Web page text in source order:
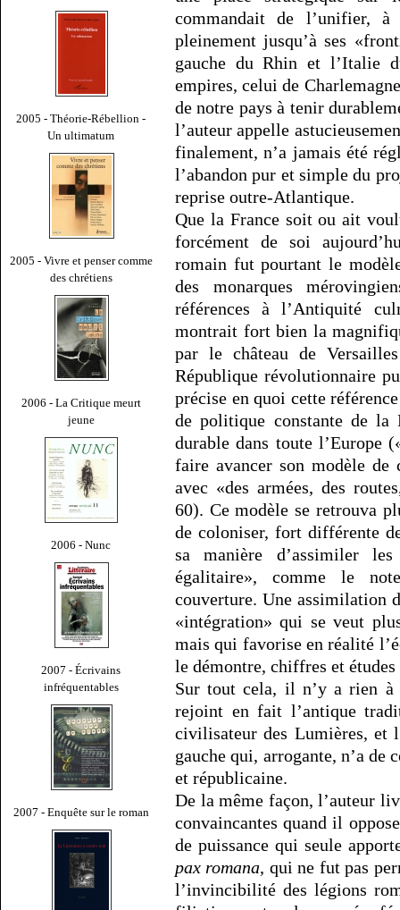
2005 - Théorie-Rébellion -
Un ultimatum
2005 - Vivre et penser comme
des chrétiens
2006 - La Critique meurt
jeune
2006 - Nunc
2007 - Écrivains
infréquentables
2007 - Enquête sur le roman
commandait de l’unifier,
pleinement jusqu’à ses
gauche du Rhin et l’Italie
empires, celui de
de notre pays à tenir
l’auteur appelle
finalement, n’a jamais été
l’abandon pur et simple du
reprise outre-Atlantique.
Que la France soit ou ait
forcément de soi
romain fut pourtant le
des monarques
références à l’Antiquité
montrait fort bien la
par le château de
République révolutionnaire
précise en quoi cette
de politique constante de la
durable dans toute l’Europe
faire avancer son modèle
avec «des armées, des
60). Ce modèle se retrouva
de coloniser, fort différente
sa manière d’assimiler
égalitaire», comme le
couverture. Une assimilation
«intégration» qui se veut
mais qui favorise en réalité
le démontre, chiffres et
Sur tout cela, il n’y a rien à
rejoint en fait l’antique
civilisateur des Lumières, et
gauche qui, arrogante, n’a de
et républicaine.
De la même façon, l’auteur
convaincantes quand il
de puissance qui seule
pax romana, qui ne fut pas
l’invincibilité des légions